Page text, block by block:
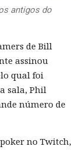
antigos do
de Bill
assinou
qual foi
sala, Phil
número de
no Twitch,